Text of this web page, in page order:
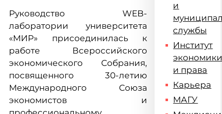
Руководство WEB-
лаборатории университета
«МИР» присоединилась к
работе Всероссийского
экономического Собрания,
посвященного 30-летию
Международного Союза
экономистов и
и
службы
Институт
и права
Карьера
МАГУ